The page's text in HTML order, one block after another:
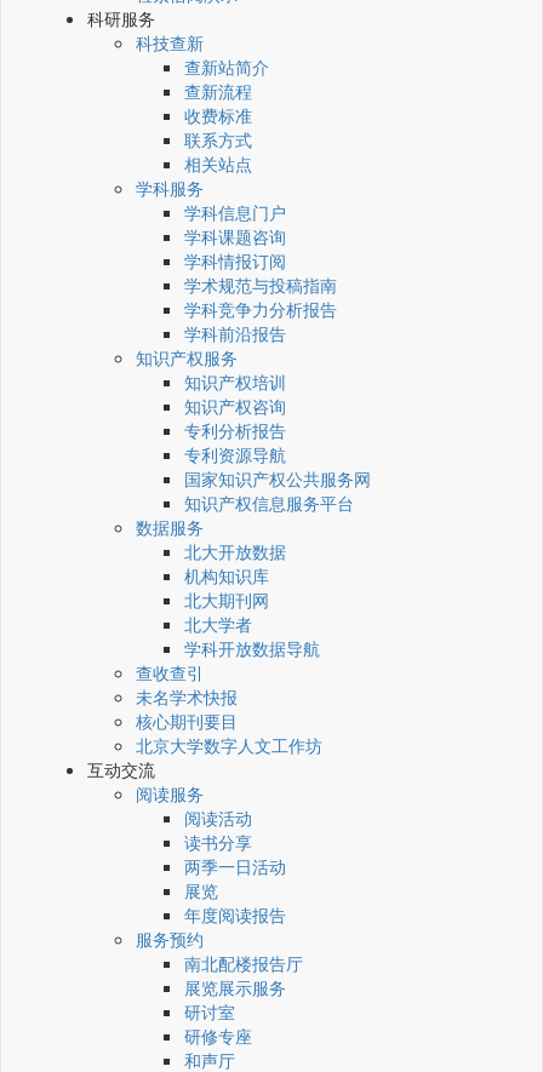
科研服务
科技查新
查新站简介
查新流程
收费标准
联系方式
相关站点
学科服务
学科信息门户
学科课题咨询
学科情报订阅
学术规范与投稿指南
学科竞争力分析报告
学科前沿报告
知识产权服务
知识产权培训
知识产权咨询
专利分析报告
专利资源导航
国家知识产权公共服务网
知识产权信息服务平台
数据服务
北大开放数据
机构知识库
北大期刊网
北大学者
学科开放数据导航
查收查引
未名学术快报
核心期刊要目
北京大学数字人文工作坊
互动交流
阅读服务
阅读活动
读书分享
两季一日活动
展览
年度阅读报告
服务预约
南北配楼报告厅
展览展示服务
研讨室
研修专座
和声厅